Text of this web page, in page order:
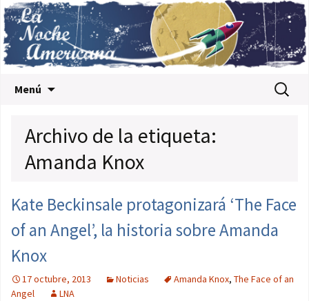
Menú Buscar:
Archivo de la etiqueta:
Amanda Knox
Kate Beckinsale protagonizará ‘The Face
of an Angel’, la historia sobre Amanda
Knox
17 octubre, 2013 Noticias Amanda Knox, The Face of an
Angel
LNA